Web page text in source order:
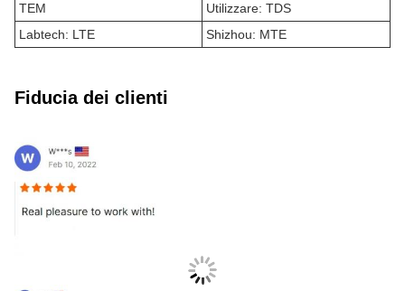
TEM
Utilizzare: TDS
Labtech: LTE
Shizhou: MTE
Fiducia dei clienti